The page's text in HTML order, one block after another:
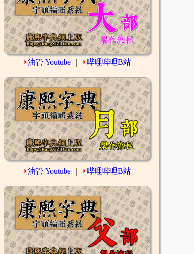
⏵油管 Youtube ⏵哔哩哔哩B站
⏵油管 Youtube ⏵哔哩哔哩B站